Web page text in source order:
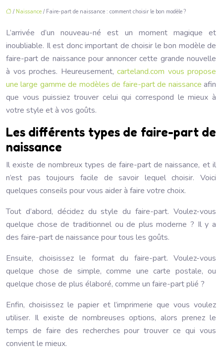
/ Naissance / Faire-part de naissance : comment choisir le bon modèle ?
L’arrivée d’un nouveau-né est un moment magique et
inoubliable. Il est donc important de choisir le bon modèle de
faire-part de naissance pour annoncer cette grande nouvelle
à vos proches. Heureusement, carteland.com vous propose
une large gamme de modèles de faire-part de naissance afin
que vous puissiez trouver celui qui correspond le mieux à
votre style et à vos goûts.
Les différents types de faire-part de
naissance
Il existe de nombreux types de faire-part de naissance, et il
n’est pas toujours facile de savoir lequel choisir. Voici
quelques conseils pour vous aider à faire votre choix.
Tout d’abord, décidez du style du faire-part. Voulez-vous
quelque chose de traditionnel ou de plus moderne ? Il y a
des faire-part de naissance pour tous les goûts.
Ensuite, choisissez le format du faire-part. Voulez-vous
quelque chose de simple, comme une carte postale, ou
quelque chose de plus élaboré, comme un faire-part plié ?
Enfin, choisissez le papier et l’imprimerie que vous voulez
utiliser. Il existe de nombreuses options, alors prenez le
temps de faire des recherches pour trouver ce qui vous
convient le mieux.